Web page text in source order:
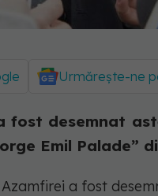
Urmărește-ne
fost desemnat
Emil Palade”
a fost